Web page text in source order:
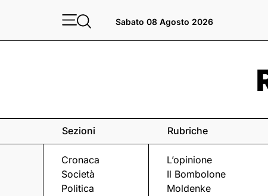
Sabato 08 Agosto 2026
Sezioni
Cronaca
Società
Politica
Rubriche
L’opinione
Il Bombolone
Moldenke